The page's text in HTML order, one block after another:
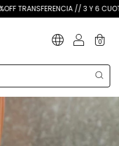
// 3 Y 6 CUOTAS SIN
0